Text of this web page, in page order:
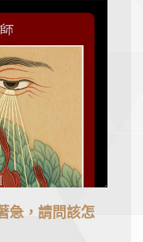
急，請問該怎